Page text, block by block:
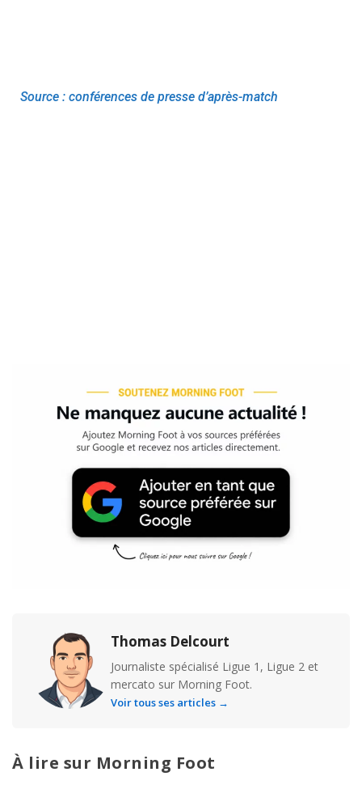
Source : conférences de presse d’après-match
Thomas Delcourt
Journaliste spécialisé Ligue 1, Ligue 2 et
mercato sur Morning Foot.
Voir tous ses articles →
À lire sur Morning Foot